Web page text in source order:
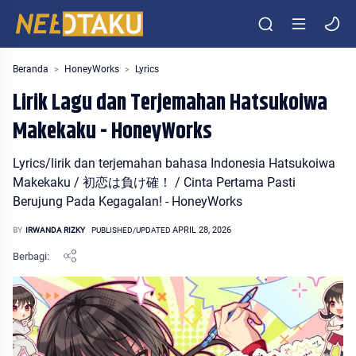
Beranda HoneyWorks Lyrics
Lirik Lagu dan Terjemahan Hatsukoiwa
Makekaku - HoneyWorks
Lyrics/lirik dan terjemahan bahasa Indonesia Hatsukoiwa
Makekaku / 初恋は負け確！ / Cinta Pertama Pasti
Berujung Pada Kegagalan! - HoneyWorks